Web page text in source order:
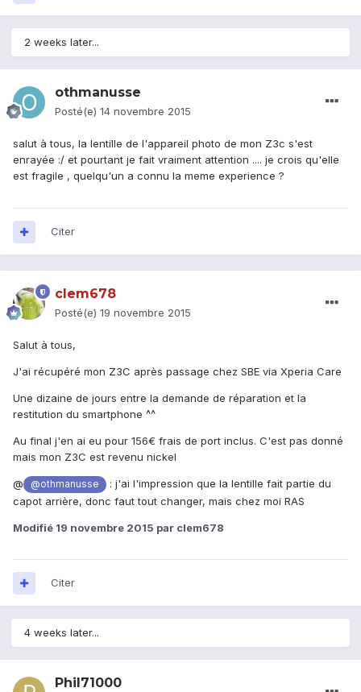
2 weeks later...
othmanusse
Posté(e) 14 novembre 2015
salut à tous, la lentille de l'appareil photo de mon Z3c s'est
enrayée :/ et pourtant je fait vraiment attention .... je crois qu'elle
est fragile , quelqu'un a connu la meme experience ?
Citer
clem678
Posté(e) 19 novembre 2015
Salut à tous,
J'ai récupéré mon Z3C après passage chez SBE via Xperia Care
Une dizaine de jours entre la demande de réparation et la
restitution du smartphone ^^
Au final j'en ai eu pour 156€ frais de port inclus. C'est pas donné
mais mon Z3C est revenu nickel
@ @othmanusse
: j'ai l'impression que la lentille fait partie du
capot arrière, donc faut tout changer, mais chez moi RAS
Modifié 19 novembre 2015 par clem678
Citer
4 weeks later...
Phil71000